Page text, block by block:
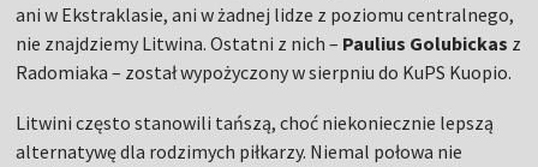
ani w Ekstraklasie, ani w żadnej lidze z poziomu centralnego,
nie znajdziemy Litwina. Ostatni z nich – Paulius Golubickas z
Radomiaka – został wypożyczony w sierpniu do KuPS Kuopio.
Litwini często stanowili tańszą, choć niekoniecznie lepszą
alternatywę dla rodzimych piłkarzy. Niemal połowa nie